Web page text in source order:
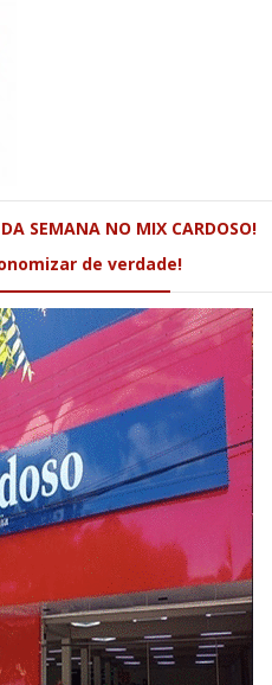
SEMANA NO MIX CARDOSO!
de verdade!